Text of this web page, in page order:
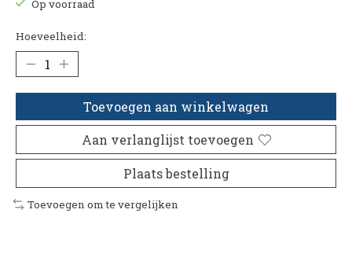
Op voorraad
Hoeveelheid:
Toevoegen aan winkelwagen
Aan verlanglijst toevoegen
Plaats bestelling
Toevoegen om te vergelijken